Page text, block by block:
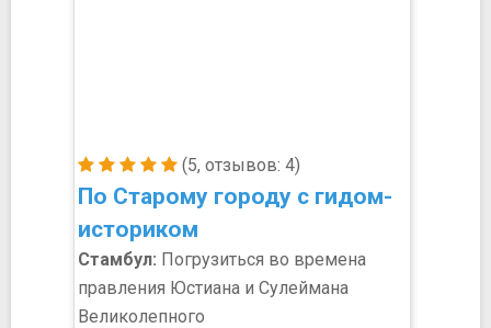
(5, отзывов: 4)
По Старому городу с гидом-
историком
Стамбул: Погрузиться во времена
правления Юстиана и Сулеймана
Великолепного